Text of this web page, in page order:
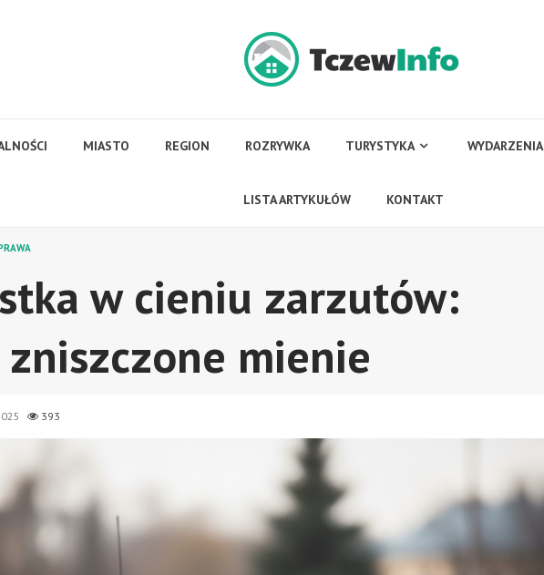
MIASTO REGION ROZRYWKA TURYSTYKA WYDARZENIA
LISTA ARTYKUŁÓW KONTAKT
w cieniu zarzutów:
mienie
393